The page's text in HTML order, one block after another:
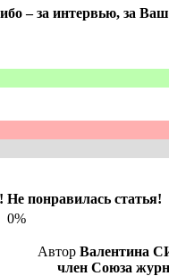
– за интервью, за
Не понравилась статья!
0%
Автор Валентина
член Союза